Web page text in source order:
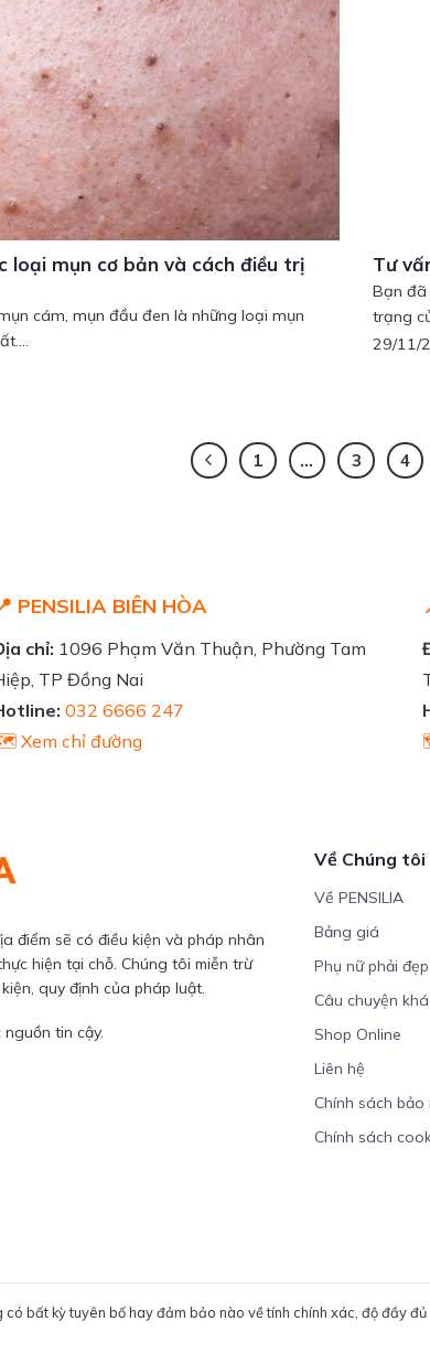
loại mụn cơ bản và cách điều trị
cám, mụn đầu đen là những loại mụn
Tư
Bạn đã
trạng
29/11/
1 … 3 4
PENSILIA BIÊN HÒA
chỉ: 1096 Phạm Văn Thuận, Phường Tam
TP Đồng Nai
032 6666 247
Xem chỉ đường
điểm sẽ có điều kiện và pháp nhân
hiện tại chỗ. Chúng tôi miễn trừ
quy định của pháp luật.
tin cậy.
Về Chúng tôi
Về PENSILIA
Bảng giá
Phụ nữ phải đẹp
Câu chuyện
Shop Online
Liên hệ
Chính sách bảo
Chính sách
bất kỳ tuyên bố hay đảm bảo nào về tính chính xác, độ đầy